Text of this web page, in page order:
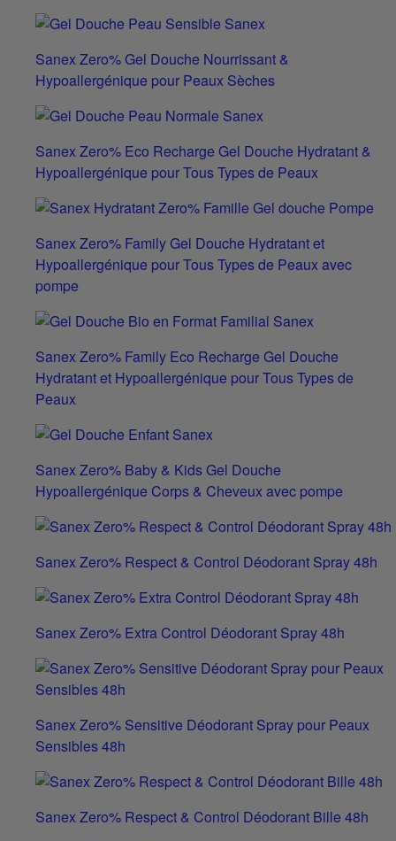
Sanex Zero% Gel Douche Nourrissant &
Hypoallergénique pour Peaux Sèches
Sanex Zero% Eco Recharge Gel Douche Hydratant &
Hypoallergénique pour Tous Types de Peaux
Sanex Zero% Family Gel Douche Hydratant et
Hypoallergénique pour Tous Types de Peaux avec
pompe
Sanex Zero% Family Eco Recharge Gel Douche
Hydratant et Hypoallergénique pour Tous Types de
Peaux
Sanex Zero% Baby & Kids Gel Douche
Hypoallergénique Corps & Cheveux avec pompe
Sanex Zero% Respect & Control Déodorant Spray 48h
Sanex Zero% Extra Control Déodorant Spray 48h
Sanex Zero% Sensitive Déodorant Spray pour Peaux
Sensibles 48h
Sanex Zero% Respect & Control Déodorant Bille 48h